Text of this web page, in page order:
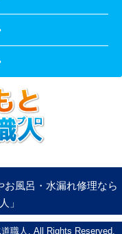
風呂・水漏れ修理なら
」
職人. All Rights Reserved.